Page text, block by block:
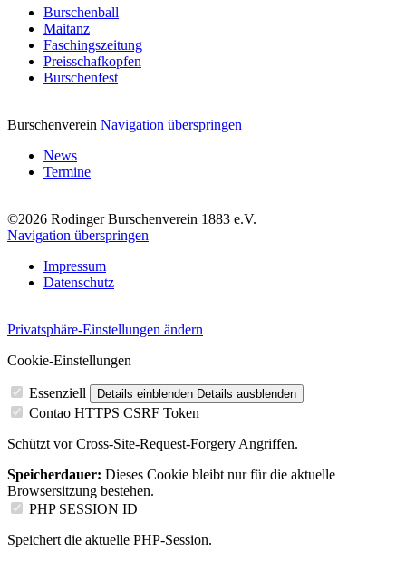
Burschenball
Maitanz
Faschingszeitung
Preisschafkopfen
Burschenfest
Burschenverein Navigation überspringen
News
Termine
©2026 Rodinger Burschenverein 1883 e.V.
Navigation überspringen
Impressum
Datenschutz
Privatsphäre-Einstellungen ändern
Cookie-Einstellungen
Essenziell Details einblenden Details ausblenden
Contao HTTPS CSRF Token
Schützt vor Cross-Site-Request-Forgery Angriffen.
Speicherdauer: Dieses Cookie bleibt nur für die aktuelle
Browsersitzung bestehen.
PHP SESSION ID
Speichert die aktuelle PHP-Session.